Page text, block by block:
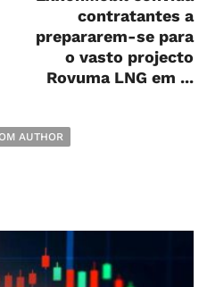
contratantes a
prepararem-se para
o vasto projecto
Rovuma LNG em ...
AUTHOR